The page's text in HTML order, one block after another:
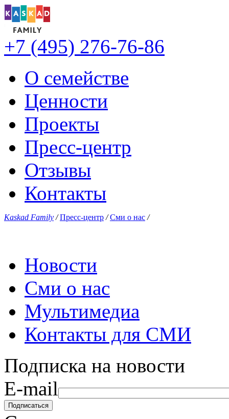
+7 (495) 276-76-86
О семействе
Ценности
Проекты
Пресс-центр
Отзывы
Контакты
Kaskad Family / Пресс-центр / Сми о нас /
Новости
Сми о нас
Мультимедиа
Контакты для СМИ
Подписка на новости
E-mail